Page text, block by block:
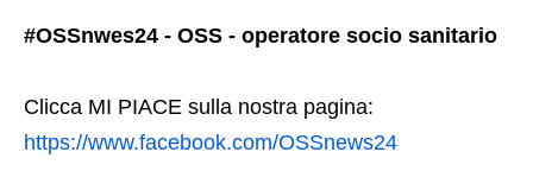
#OSSnwes24 - OSS - operatore socio sanitario
Clicca MI PIACE sulla nostra pagina:
https://www.facebook.com/OSSnews24